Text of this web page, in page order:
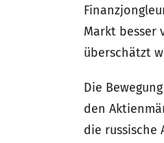
Markt besser
überschätzt
Die
den
die russische